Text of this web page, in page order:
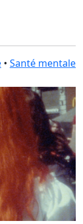
• Santé mentale